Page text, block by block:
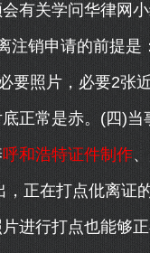
有关学问华律网
注销申请的前提是
要照片，必要2张
正常是赤。(四)当
呼和浩特证件制作
正在打点仳离证
进行打点也能够